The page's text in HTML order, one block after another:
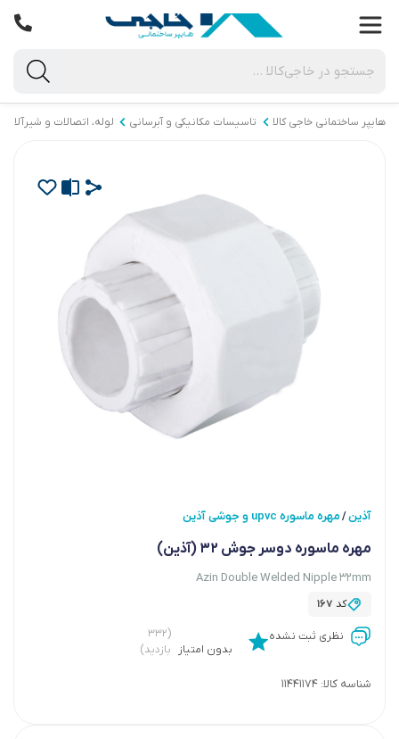
هایپر ساختمانی خاجی‌ کالا تاسیسات مکانیکی و آبرسانی لوله، اتصالات و شیرآلات
آذین/مهره ماسوره upvc و جوشی آذین
مهره ماسوره دوسر جوش 32 (آذین)
Azin Double Welded Nipple 32mm
کد 167
نظری ثبت نشده
بدون امتیاز
(۳۳۲
بازدید)
شناسه کالا: 11441174